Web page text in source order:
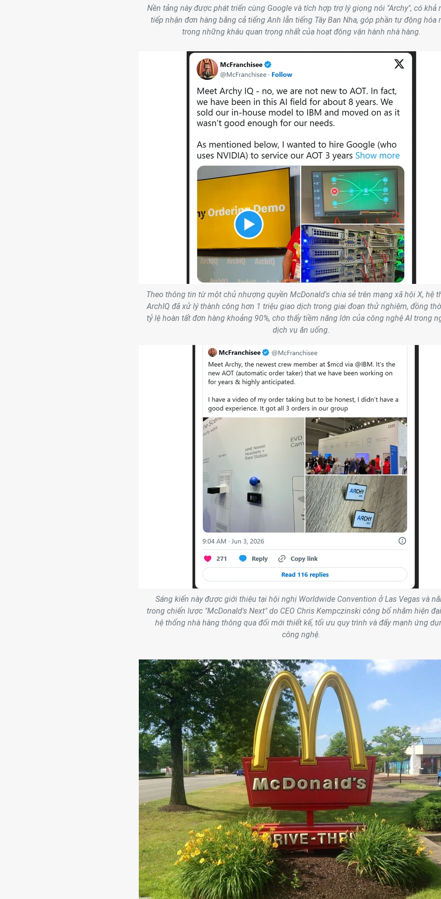
Nền tảng này được phát triển cùng Google và tích hợp trợ lý giọng nói "Archy", có khả
tiếp nhận đơn hàng bằng cả tiếng Anh lẫn tiếng Tây Ban Nha, góp phần tự động hóa
trong những khâu quan trọng nhất của hoạt động vận hành nhà hàng.
Theo thông tin từ một chủ nhượng quyền McDonald's chia sẻ trên mạng xã hội X, hệ
ArchIQ đã xử lý thành công hơn 1 triệu giao dịch trong giai đoạn thử nghiệm, đồng
tỷ lệ hoàn tất đơn hàng khoảng 90%, cho thấy tiềm năng lớn của công nghệ AI trong
dịch vụ ăn uống.
Sáng kiến này được giới thiệu tại hội nghị Worldwide Convention ở Las Vegas và
trong chiến lược "McDonald's Next" do CEO Chris Kempczinski công bố nhằm hiện
hệ thống nhà hàng thông qua đổi mới thiết kế, tối ưu quy trình và đẩy mạnh ứng
công nghệ.